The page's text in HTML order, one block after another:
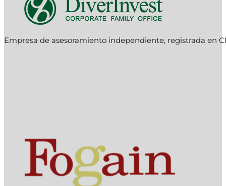
Empresa de asesoramiento independiente, registrada en